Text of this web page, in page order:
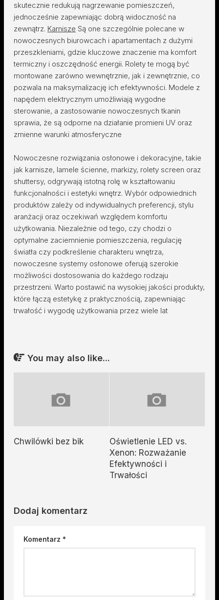
skutecznie redukują nagrzewanie pomieszczeń,
jednocześnie zapewniając dobrą widoczność na
zewnątrz. Karnisze Są one szczególnie polecane w
nowoczesnych biurowcach i apartamentach z dużymi
przeszkleniami, gdzie kluczowe znaczenie ma komfort
termiczny i oszczędność energii. Rolety te mogą być
montowane zarówno wewnętrznie, jak i zewnętrznie, co
pozwala na maksymalizację ich efektywności. Modele z
napędem elektrycznym umożliwiają wygodne
sterowanie, a zastosowanie nowoczesnych tkanin
sprawia, że są odporne na działanie promieni UV oraz
zmienne warunki atmosferyczne
Nowoczesne rozwiązania osłonowe i dekoracyjne, takie
jak karnisze, lamele ścienne, markizy, rolety screen oraz
shuttersy, odgrywają istotną rolę w kształtowaniu
funkcjonalności i estetyki wnętrz. Wybór odpowiednich
produktów zależy od indywidualnych preferencji, stylu
aranżacji oraz oczekiwań względem komfortu
użytkowania. Niezależnie od tego, czy chodzi o
optymalne zaciemnienie pomieszczenia, regulację
światła czy podkreślenie charakteru wnętrza,
nowoczesne systemy osłonowe oferują szerokie
możliwości dostosowania do każdego rodzaju
przestrzeni. Warto postawić na wysokiej jakości produkty,
które łączą estetykę z praktycznością, zapewniając
trwałość i wygodę użytkowania przez wiele lat
You may also like...
Chwilówki bez bik
Oświetlenie LED vs.
Xenon: Rozważanie
Efektywności i
Trwałości
Dodaj komentarz
Komentarz *